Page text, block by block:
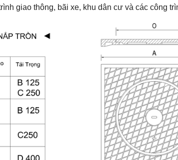
giao thông, bãi xe, khu dân cư và các công